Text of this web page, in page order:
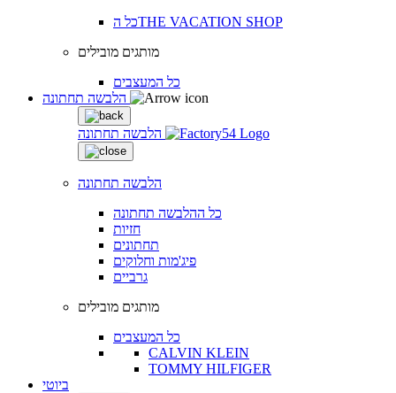
כל הTHE VACATION SHOP
מותגים מובילים
כל המעצבים
הלבשה תחתונה
הלבשה תחתונה
כל ההלבשה תחתונה
חזיות
תחתונים
פיג'מות וחלוקים
גרביים
מותגים מובילים
כל המעצבים
CALVIN KLEIN
TOMMY HILFIGER
ביוטי